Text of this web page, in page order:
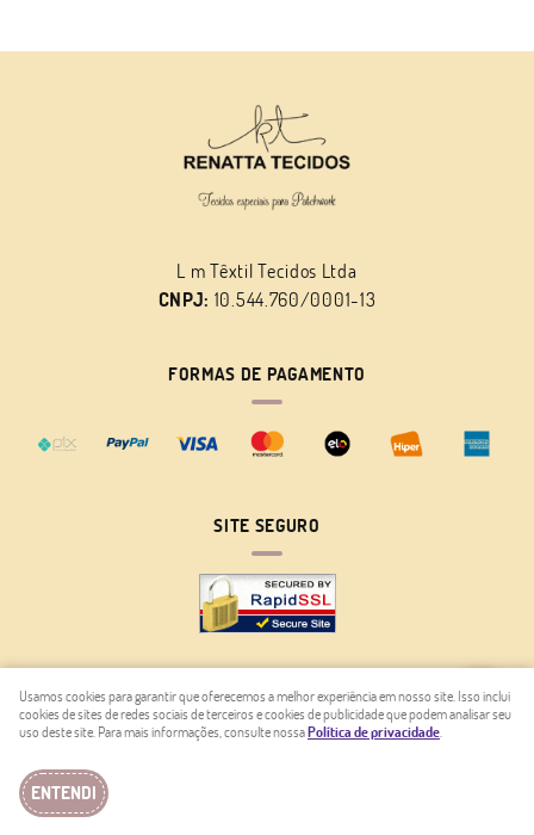
L m Têxtil Tecidos Ltda
CNPJ: 10.544.760/0001-13
FORMAS DE PAGAMENTO
SITE SEGURO
LOJA VIRTUAL CRIADA POR
Usamos cookies para garantir que oferecemos a melhor experiência em nosso site. Isso inclui
cookies de sites de redes sociais de terceiros e cookies de publicidade que podem analisar seu
uso deste site. Para mais informações, consulte nossaPolítica de privacidade.
ENTENDI